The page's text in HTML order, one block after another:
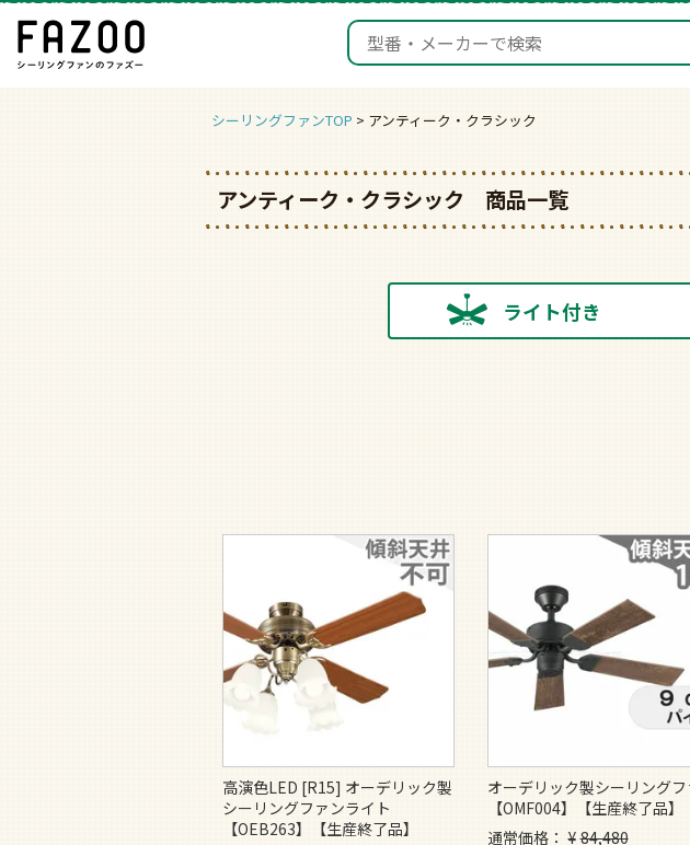
シーリングファンTOP アンティーク・クラシック
アンティーク・クラシック 商品一覧
ライト付き
高演色LED [R15] オーデリック製
シーリングファンライト
【OEB263】【生産終了品】
オーデリック製シーリングフ
【OMF004】【生産終了品】
通常価格
¥ 84,480